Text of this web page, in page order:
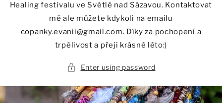
Healing festivalu ve Světlé nad Sázavou. Kontaktovat
mě ale můžete kdykoli na emailu
copanky.evanii@gmail.com. Díky za pochopení a
trpělivost a přeji krásné léto:)
Enter using password